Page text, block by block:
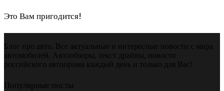
Это Вам пригодится!
Блог про авто. Все актуальные и интересные новости с мира
автомобилей. Автообзоры, текст драйвы, новости
российского автопрома каждый день и только для Вас!
Популярные посты